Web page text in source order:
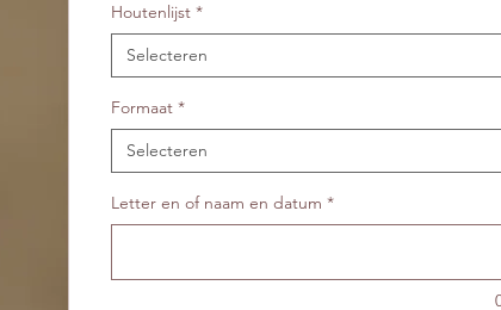
Houtenlijst *
Selecteren
Formaat *
Selecteren
Letter en of naam en datum *